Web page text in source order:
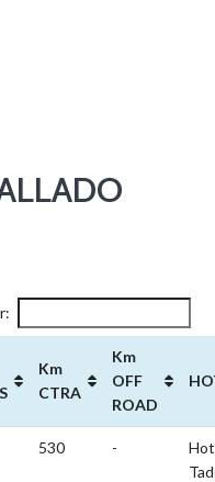
Km
CTRA
Km
OFF
ROAD
530 -